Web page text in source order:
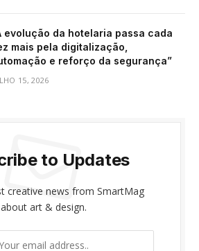
evolução da hotelaria passa cada
mais pela digitalização,
e reforço da segurança”
15, 2026
to Updates
creative news from SmartMag
about art & design.